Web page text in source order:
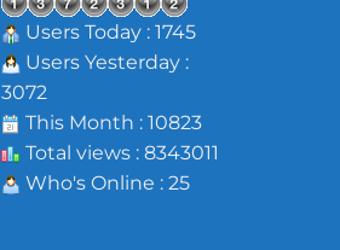
Users Today : 1745
Users Yesterday :
3072
This Month : 10823
Total views : 8343011
Who's Online : 25